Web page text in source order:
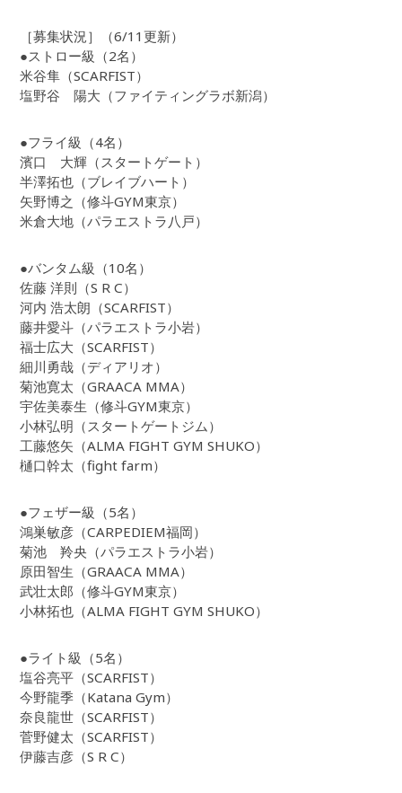
［募集状況］（6/11更新）
●ストロー級（2名）
米谷隼（SCARFIST）
塩野谷 陽大（ファイティングラボ新潟）
●フライ級（4名）
濱口 大輝（スタートゲート）
半澤拓也（ブレイブハート）
矢野博之（修斗GYM東京）
米倉大地（パラエストラ八戸）
●バンタム級（10名）
佐藤 洋則（S R C）
河内 浩太朗（SCARFIST）
藤井愛斗（パラエストラ小岩）
福士広大（SCARFIST）
細川勇哉（ディアリオ）
菊池寛太（GRAACA MMA）
宇佐美泰生（修斗GYM東京）
小林弘明（スタートゲートジム）
工藤悠矢（ALMA FIGHT GYM SHUKO）
樋口幹太（fight farm）
●フェザー級（5名）
鴻巣敏彦（CARPEDIEM福岡）
菊池 羚央（パラエストラ小岩）
原田智生（GRAACA MMA）
武壮太郎（修斗GYM東京）
小林拓也（ALMA FIGHT GYM SHUKO）
●ライト級（5名）
塩谷亮平（SCARFIST）
今野龍季（Katana Gym）
奈良龍世（SCARFIST）
菅野健太（SCARFIST）
伊藤吉彦（S R C）